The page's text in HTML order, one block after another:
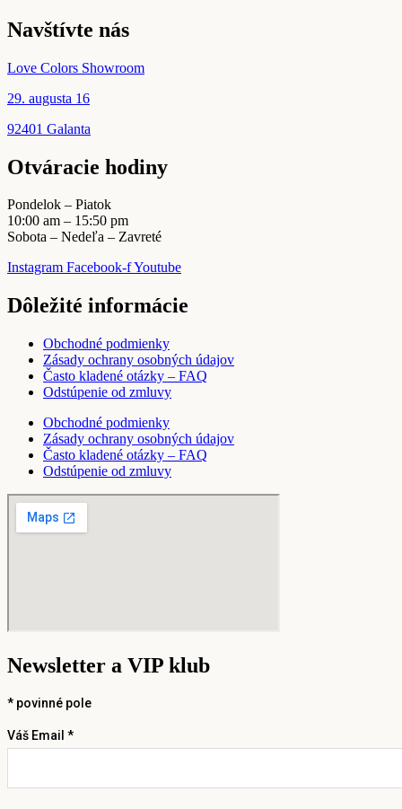
Navštívte nás
Love Colors Showroom
29. augusta 16
92401 Galanta
Otváracie hodiny
Pondelok – Piatok
10:00 am – 15:50 pm
Sobota – Nedeľa – Zavreté
Instagram Facebook-fYoutube
Dôležité informácie
Obchodné podmienky
Zásady ochrany osobných údajov
Často kladené otázky – FAQ
Odstúpenie od zmluvy
Obchodné podmienky
Zásady ochrany osobných údajov
Často kladené otázky – FAQ
Odstúpenie od zmluvy
Newsletter a VIP klub
* povinné pole
Váš Email *